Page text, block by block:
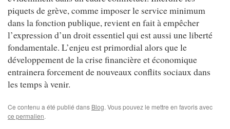
piquets de grève, comme imposer le service minimum
dans la fonction publique, revient en fait à empêcher
l’expression d’un droit essentiel qui est aussi une liberté
fondamentale. L’enjeu est primordial alors que le
développement de la crise financière et économique
entrainera forcement de nouveaux conflits sociaux dans
les temps à venir.
Ce contenu a été publié dans Blog. Vous pouvez le mettre en favoris avec
ce permalien.